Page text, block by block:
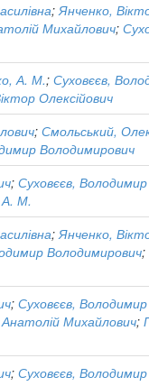
;Янченко,
Михайлович;
А. М.; Суховєєв,
Олексійович
; Смольський,
Володимирович
; Суховєєв, Володимир
М.
;Янченко,
Володимирович;
; Суховєєв, Володимир
Михайлович;
; Суховєєв, Володимир